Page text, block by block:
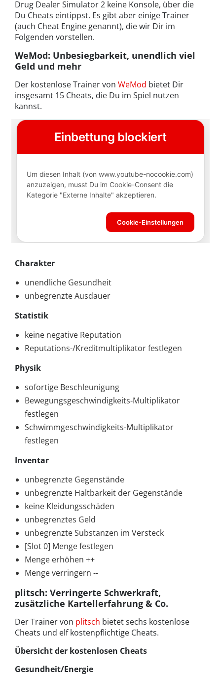
Drug Dealer Simulator 2 keine Konsole, über die
Du Cheats eintippst. Es gibt aber einige Trainer
(auch Cheat Engine genannt), die wir Dir im
Folgenden vorstellen.
WeMod: Unbesiegbarkeit, unendlich viel
Geld und mehr
Der kostenlose Trainer von WeMod bietet Dir
insgesamt 15 Cheats, die Du im Spiel nutzen
kannst.
Charakter
unendliche Gesundheit
unbegrenzte Ausdauer
Statistik
keine negative Reputation
Reputations-/Kreditmultiplikator festlegen
Physik
sofortige Beschleunigung
Bewegungsgeschwindigkeits-Multiplikator
festlegen
Schwimmgeschwindigkeits-Multiplikator
festlegen
Inventar
unbegrenzte Gegenstände
unbegrenzte Haltbarkeit der Gegenstände
keine Kleidungsschäden
unbegrenztes Geld
unbegrenzte Substanzen im Versteck
[Slot 0] Menge festlegen
Menge erhöhen ++
Menge verringern --
plitsch: Verringerte Schwerkraft,
zusätzliche Kartellerfahrung & Co.
Der Trainer von plitsch bietet sechs kostenlose
Cheats und elf kostenpflichtige Cheats.
Übersicht der kostenlosen Cheats
Gesundheit/Energie